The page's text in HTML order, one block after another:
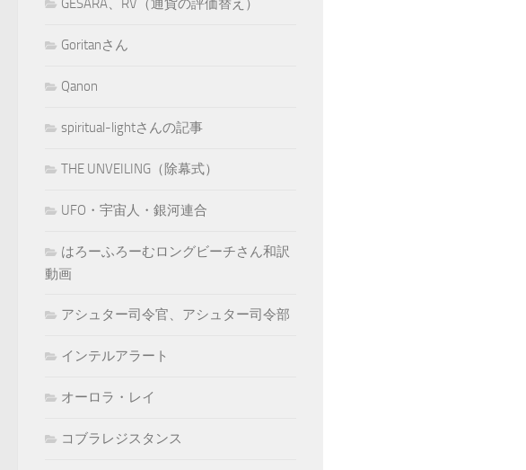
GESARA、RV（通貨の評価替え）
Goritanさん
Qanon
spiritual-lightさんの記事
THE UNVEILING（除幕式）
UFO・宇宙人・銀河連合
はろーふろーむロングビーチさん和訳
動画
アシュター司令官、アシュター司令部
インテルアラート
オーロラ・レイ
コブラレジスタンス